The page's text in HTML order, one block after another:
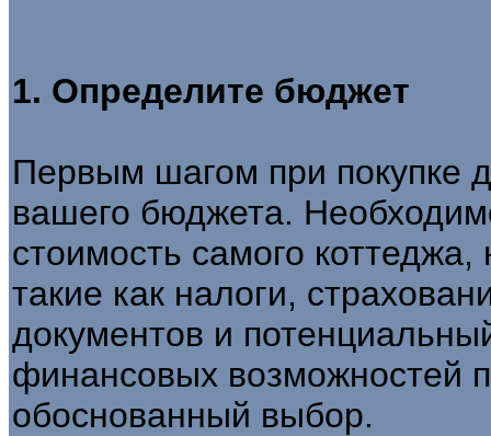
1. Определите бюджет
Первым шагом при покупке
вашего бюджета.
стоимость самого
такие как налоги,
документов и
финансовых возможностей
обоснованный выбор.